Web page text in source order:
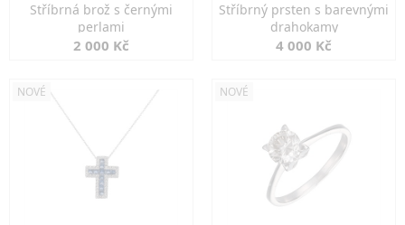
Stříbrná brož s černými
perlami
2 000 Kč
Stříbrný prsten s barevnými
drahokamy
4 000 Kč
NOVÉ NOVÉ